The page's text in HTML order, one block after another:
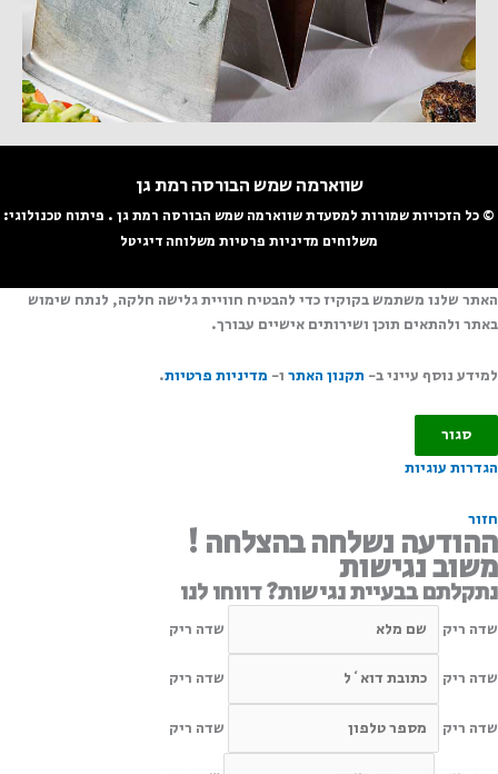
שווארמה שמש הבורסה רמת גן
© כל הזכויות שמורות למסעדת שווארמה שמש הבורסה רמת גן . פיתוח טכנולוגי:
משלוחים מדיניות פרטיות משלוחה דיגיטל
האתר שלנו משתמש בקוקיז כדי להבטיח חוויית גלישה חלקה, לנתח שימוש
באתר ולהתאים תוכן ושירותים אישיים עבורך.
למידע נוסף עייני ב- תקנון האתרו- מדיניות פרטיות.
סגור
הגדרות עוגיות
חזור
ההודעה נשלחה בהצלחה !
משוב נגישות
נתקלתם בבעיית נגישות? דווחו לנו
שדה ריק שדה ריק
שדה ריק שדה ריק
שדה ריק שדה ריק